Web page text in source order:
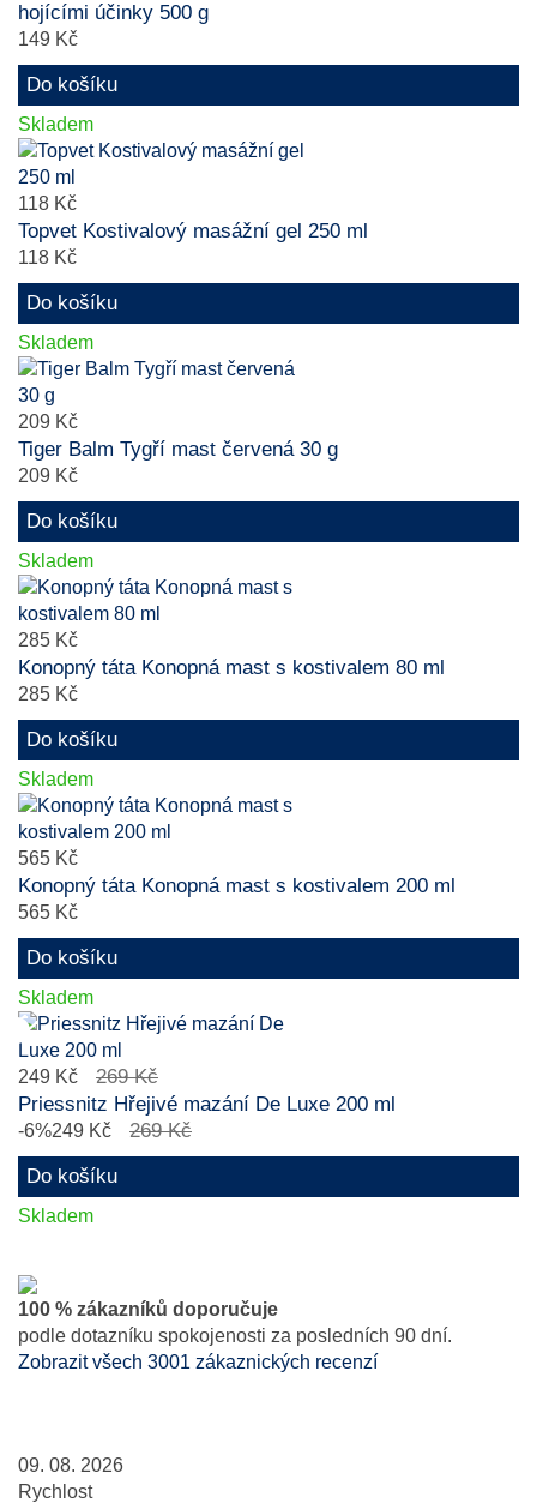
hojícími účinky 500 g
149 Kč
Do košíku
Skladem
118 Kč
Topvet Kostivalový masážní gel 250 ml
118 Kč
Do košíku
Skladem
209 Kč
Tiger Balm Tygří mast červená 30 g
209 Kč
Do košíku
Skladem
285 Kč
Konopný táta Konopná mast s kostivalem 80 ml
285 Kč
Do košíku
Skladem
565 Kč
Konopný táta Konopná mast s kostivalem 200 ml
565 Kč
Do košíku
Skladem
249 Kč
269 Kč
Priessnitz Hřejivé mazání De Luxe 200 ml
-6%249 Kč
269 Kč
Do košíku
Skladem
100 % zákazníků doporučuje
podle dotazníku spokojenosti za posledních 90 dní.
Zobrazit všech 3001 zákaznických recenzí
09. 08. 2026
Rychlost